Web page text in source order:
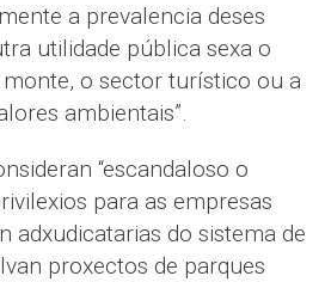
a prevalencia deses
utilidade pública sexa o
o sector turístico ou a
ambientais”.
“escandaloso o
para as empresas
adxudicatarias do sistema de
proxectos de parques